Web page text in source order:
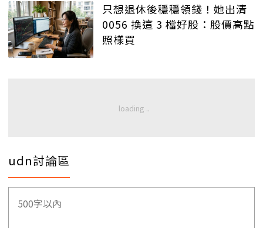
只想退休後穩穩領錢！她出清
0056 換這 3 檔好股：股價高點
照樣買
udn討論區